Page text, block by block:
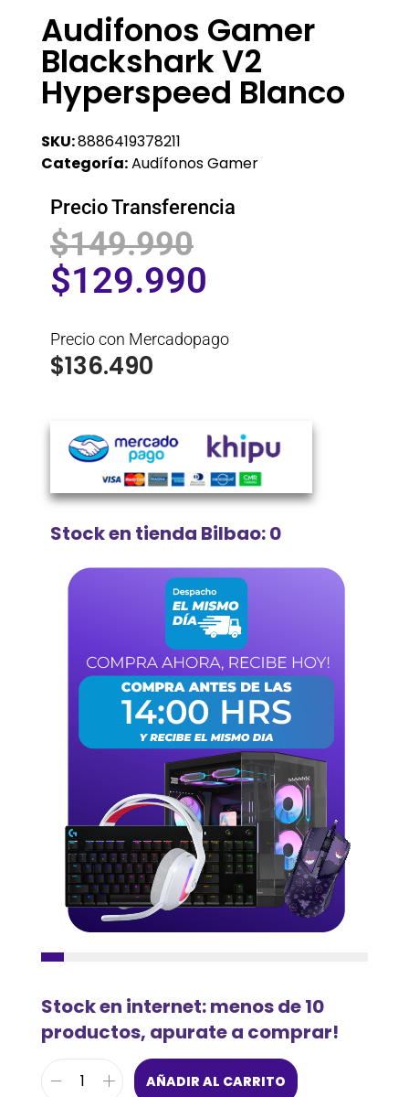
Audifonos Gamer
Blackshark V2
Hyperspeed Blanco
SKU:8886419378211
Categoría:Audífonos Gamer
Precio Transferencia
$149.990
$129.990
Precio con Mercadopago
$136.490
Stock en tienda Bilbao: 0
Stock en internet: menos de 10
productos, apurate a comprar!
AÑADIR AL CARRITO